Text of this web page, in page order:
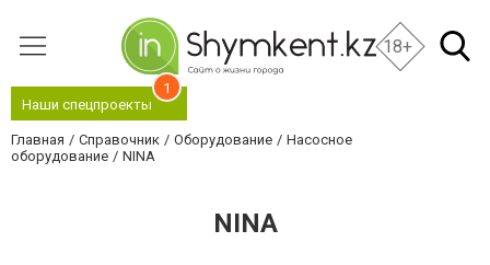
18+
Наши спецпроекты
1
Главная Справочник Оборудование
Насосное
оборудование
NINA
NINA